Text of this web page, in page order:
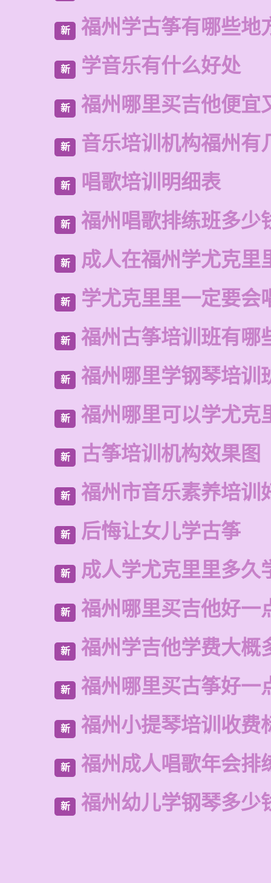
新 福州学古筝有哪些地
新 学音乐有什么好处
新 福州哪里买吉他便宜
新 音乐培训机构福州有
新 唱歌培训明细表
新 福州唱歌排练班多少
新 成人在福州学尤克里
新 学尤克里里一定要会
新 福州古筝培训班有哪
新 福州哪里学钢琴培训
新 福州哪里可以学尤克
新 古筝培训机构效果图
新 福州市音乐素养培训
新 后悔让女儿学古筝
新 成人学尤克里里多久
新 福州哪里买吉他好一
新 福州学吉他学费大概
新 福州哪里买古筝好一
新 福州小提琴培训收费
新 福州成人唱歌年会排
新 福州幼儿学钢琴多少